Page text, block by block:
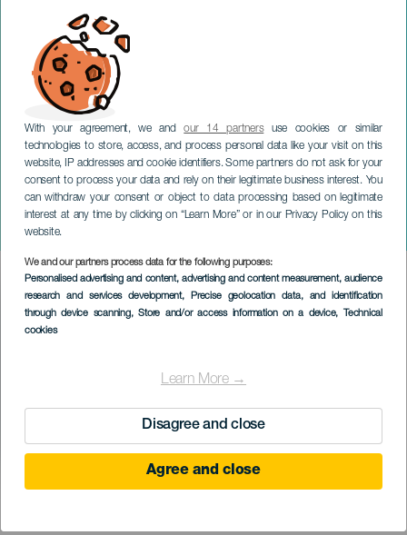
With your agreement, we andour 14 partnersuse cookies or similar
technologies to store, access, and process personal data like your visit on this
website, IP addresses and cookie identifiers. Some partners do not ask for your
consent to process your data and rely on their legitimate business interest. You
can withdraw your consent or object to data processing based on legitimate
interest at any time by clicking on “Learn More” or in our Privacy Policy on this
website.
We and our partners process data for the following purposes:
Personalised advertising and content, advertising and content measurement, audience
research and services development, Precise geolocation data, and identification
through device scanning, Store and/or access information on a device, Technical
cookies
Learn More →
Disagree and close
Agree and close
PluralEnsemble på konsert
TENERIFE
Imagen
Listado